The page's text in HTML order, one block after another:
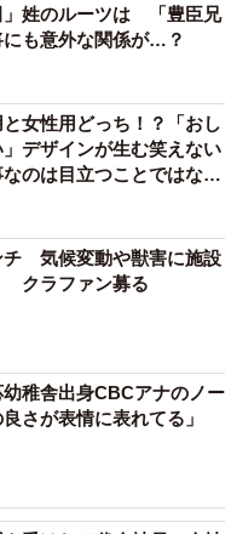
」姓のルーツは 「豊臣兄
にも意外な関係が…？
女性用どっち！？「おし
デザインが生む笑えない
のは目立つことではな
チ 気候変動や獣害に施設
クラファン募る
稚舎出身CBCアナのノー
さが表情に表れてる」